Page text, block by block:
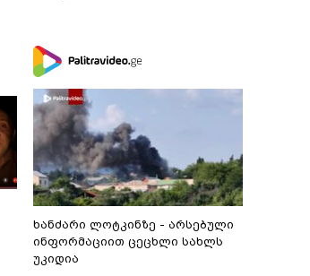
ხანძარი ლოტკინზე - არსებული
ინფორმაციით ცეცხლი სახლს
უკიდია